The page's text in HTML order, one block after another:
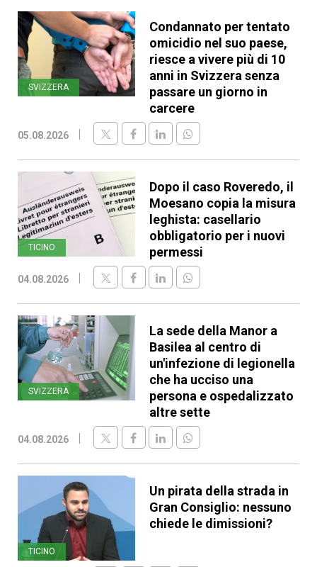
SVIZZERA
Condannato per tentato
omicidio nel suo paese,
riesce a vivere più di 10
anni in Svizzera senza
passare un giorno in
carcere
05.08.2026
TICINO
Dopo il caso Roveredo, il
Moesano copia la misura
leghista: casellario
obbligatorio per i nuovi
permessi
04.08.2026
SVIZZERA
La sede della Manor a
Basilea al centro di
un'infezione di legionella
che ha ucciso una
persona e ospedalizzato
altre sette
04.08.2026
TICINO
Un pirata della strada in
Gran Consiglio: nessuno
chiede le dimissioni?